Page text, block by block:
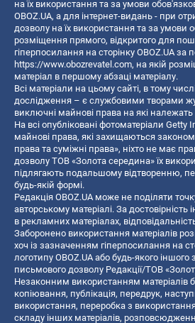
на їх використання та за умови
OBOZ.UA, а для інтернет-видань - при
дозволу на їх використання та за умови
розміщення прямого, відкритого для
гіперпосилання на сторінку OBOZ.UA за
https://www.obozrevatel.com, на якій
матеріал в першому абзаці матеріалу.
Всі матеріали на цьому сайті, в тому числі
дослідження – є службовими творами
виключні майнові права на які
На всі опубліковані фотоматеріали Getty
майнові права, які захищаються законом
права та суміжні права», ніхто не має
дозволу ТОВ «Золота середина» їх
підлягають подальшому відтворенню,
будь-якій формі.
Редакція OBOZ.UA може не поділяти
авторському матеріалі. За достовірність
в рекламних матеріалах,
Заборонено використання матеріалів
хоч із зазначенням гіперпосилання на
логотипу OBOZ.UA або будь-якого іншого
письмового дозволу Редакції/ТОВ
Незаконним використанням матеріалів
копiювання, публiкацiя, передрук,
використання, переробка з
складу інших матеріалів,